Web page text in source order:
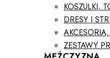
KOSZULKI,
DRESY I
ZESTAWY